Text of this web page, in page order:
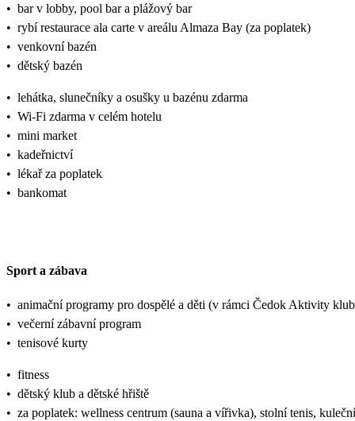
• bar v lobby, pool bar a plážový bar
• rybí restaurace ala carte v areálu Almaza Bay (za poplatek)
• venkovní bazén
• dětský bazén
• lehátka, slunečníky a osušky u bazénu zdarma
• Wi-Fi zdarma v celém hotelu
• mini market
• kadeřnictví
• lékař za poplatek
• bankomat
Sport a zábava
• animační programy pro dospělé a děti (v rámci Čedok Aktivity
• večerní zábavní program
• tenisové kurty
• fitness
• dětský klub a dětské hřiště
• za poplatek: wellness centrum (sauna a vířivka), stolní tenis,